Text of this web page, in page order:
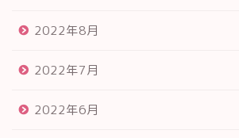
2022年8月
2022年7月
2022年6月